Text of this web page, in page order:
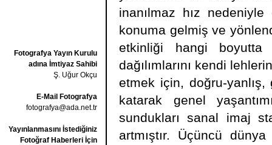
Fotografya Yayın Kurulu
adına İmtiyaz Sahibi
Ş. Uğur Okçu
E-Mail Fotografya
fotografya@ada.net.tr
Yayınlanmasını İstediğiniz
Fotoğraf Haberleri İçin
inanılmaz hız
konuma gelmiş ve
etkinliği hangi
dağılımlarını kendi
etmek için, doğru-yanlış,
katarak genel
sundukları sanal imaj
artmıştır. Üçüncü